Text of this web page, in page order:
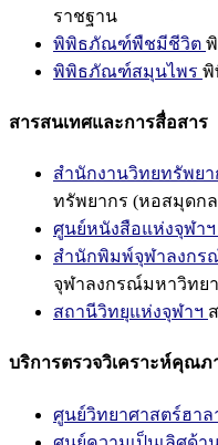
ราชฐาน
พิพิธภัณฑ์พืชมีชีวิต
พิพิธภัณฑ์สมุนไพร พิ
สารสนเทศและการสื่อสาร
สำนักงานวิทยทรัพย
ทรัพยากร (หอสมุดกล
ศูนย์หนังสือแห่งจุฬาฯ
สำนักพิมพ์จุฬาลงกร
จุฬาลงกรณ์มหาวิทย
สถานีวิทยุแห่งจุฬาฯ
บริการตรวจวิเคราะห์คุณภ
ศูนย์วิทยาศาสตร์ฮาล